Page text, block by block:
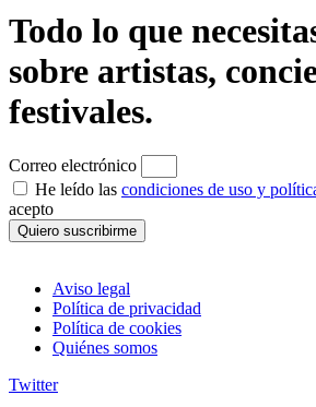
Todo lo que
sobre artistas,
festivales.
Correo electrónico
He leído las condiciones de uso y
acepto
Quiero suscribirme
Aviso legal
Política de privacidad
Política de cookies
Quiénes somos
Twitter